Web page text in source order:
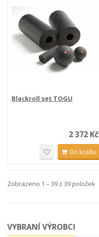
Blackroll set TOGU
2 372 Kč
Do košíku
Zobrazeno 1 – 39 z 39 položek
VYBRANÍ VÝROBCI